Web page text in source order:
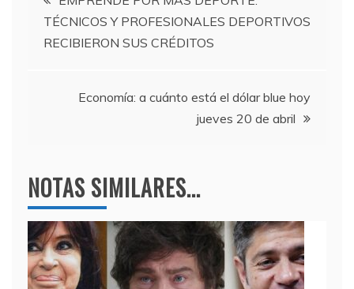
b
o
o
a
m
A
p
p
de
TÉCNICOS Y PROFESIONALES DEPORTIVOS
RECIBIERON SUS CRÉDITOS
Economía: a cuánto está el dólar blue hoy
jueves 20 de abril
NOTAS SIMILARES...